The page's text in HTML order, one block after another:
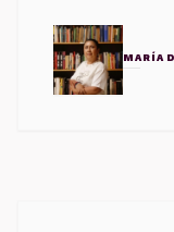
MARÍA